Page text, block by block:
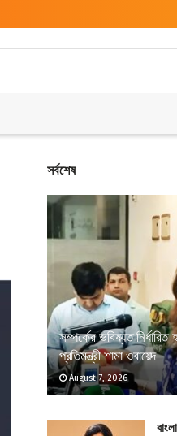
সর্বশেষ
সম্পর্কের ভবিষ্যত নির্ধারিত
প্রতিমন্ত্রী শামা ওবায়েদ
August 7, 2026